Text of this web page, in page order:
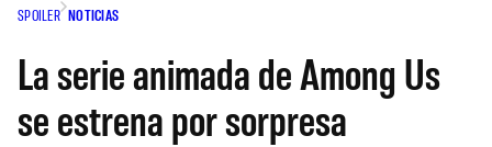
SPOILER NOTICIAS
La serie animada de Among Us
se estrena por sorpresa